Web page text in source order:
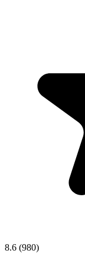
8.6 (980)